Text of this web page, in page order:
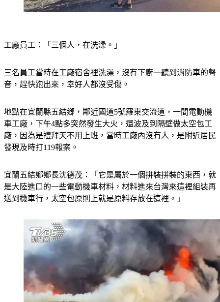
工廠員工：「三個人，在洗澡。」
三名員工當時在工廠宿舍裡洗澡，沒有下廚一聽到消防車的聲
音，趕快跑出來，幸好人都沒受傷。
地點在宜蘭縣五結鄉，鄰近國道5號羅東交流道，一間電動機
車工廠，下午4點多突然發生大火，還波及到隔壁做太空包工
廠，因為是禮拜天不用上班，當時工廠內沒有人，是附近居民
發現及時打119報案。
宜蘭五結鄉鄉長沈德茂：「它是屬於一個拼裝拼裝的東西，就
是大陸進口的一些電動機車材料，材料進來台灣來這裡組裝再
送到機車行，太空包原則上就是原料存放在這裡。」